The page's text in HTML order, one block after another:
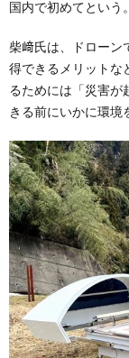
国内で初めてという。
柴﨑氏は、ドローン
得できるメリットな
るためには「災害が
きる前にいかに環境